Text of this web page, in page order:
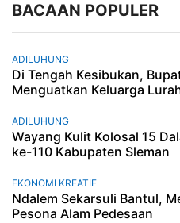
BACAAN POPULER
ADILUHUNG
Di Tengah Kesibukan,
Menguatkan Keluarga
ADILUHUNG
Wayang Kulit Kolosal 15
ke-110 Kabupaten Sleman
EKONOMI KREATIF
Ndalem Sekarsuli Bantul,
Pesona Alam Pedesaan